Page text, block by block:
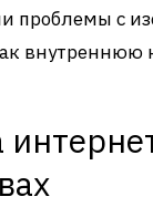
проблемы с
внутреннюю